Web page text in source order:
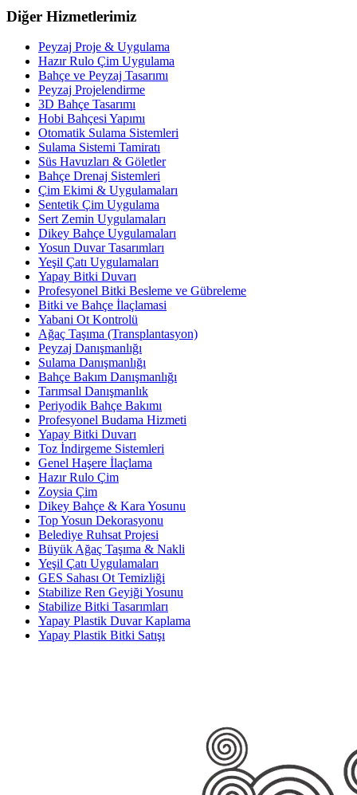
Diğer Hizmetlerimiz
Peyzaj Proje & Uygulama
Hazır Rulo Çim Uygulama
Bahçe ve Peyzaj Tasarımı
Peyzaj Projelendirme
3D Bahçe Tasarımı
Hobi Bahçesi Yapımı
Otomatik Sulama Sistemleri
Sulama Sistemi Tamiratı
Süs Havuzları & Göletler
Bahçe Drenaj Sistemleri
Çim Ekimi & Uygulamaları
Sentetik Çim Uygulama
Sert Zemin Uygulamaları
Dikey Bahçe Uygulamaları
Yosun Duvar Tasarımları
Yeşil Çatı Uygulamaları
Yapay Bitki Duvarı
Profesyonel Bitki Besleme ve Gübreleme
Bitki ve Bahçe İlaçlamasi
Yabani Ot Kontrolü
Ağaç Taşıma (Transplantasyon)
Peyzaj Danışmanlığı
Sulama Danışmanlığı
Bahçe Bakım Danışmanlığı
Tarımsal Danışmanlık
Periyodik Bahçe Bakımı
Profesyonel Budama Hizmeti
Yapay Bitki Duvarı
Toz İndirgeme Sistemleri
Genel Haşere İlaçlama
Hazır Rulo Çim
Zoysia Çim
Dikey Bahçe & Kara Yosunu
Top Yosun Dekorasyonu
Belediye Ruhsat Projesi
Büyük Ağaç Taşıma & Nakli
Yeşil Çatı Uygulamaları
GES Sahası Ot Temizliği
Stabilize Ren Geyiği Yosunu
Stabilize Bitki Tasarımları
Yapay Plastik Duvar Kaplama
Yapay Plastik Bitki Satışı